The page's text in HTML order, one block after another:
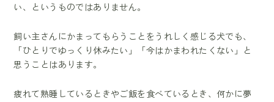
い、というものではありません。
飼い主さんにかまってもらうことをうれしく感じる犬でも、
「ひとりでゆっくり休みたい」「今はかまわれたくない」と
思うことはあります。
疲れて熟睡しているときやご飯を食べているとき、何かに夢